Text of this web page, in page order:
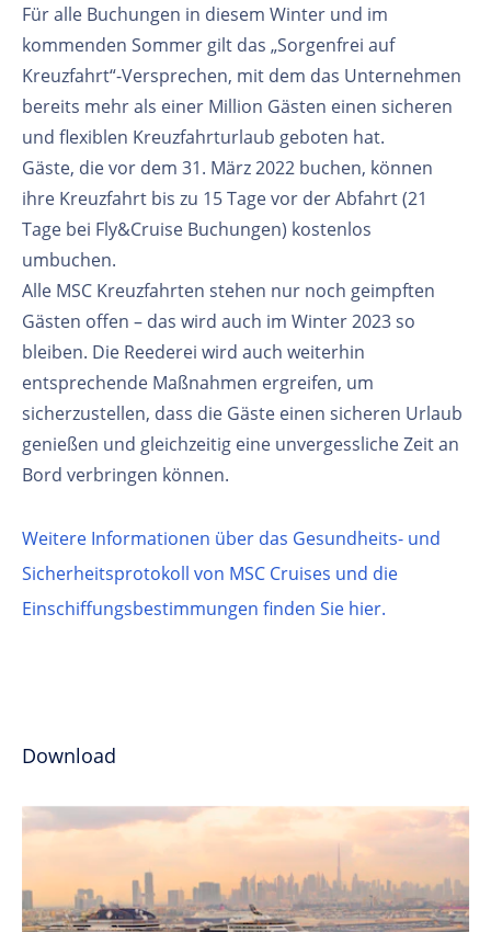
Für alle Buchungen in diesem Winter und im
kommenden Sommer gilt das „Sorgenfrei auf
Kreuzfahrt“-Versprechen, mit dem das Unternehmen
bereits mehr als einer Million Gästen einen sicheren
und flexiblen Kreuzfahrturlaub geboten hat.
Gäste, die vor dem 31. März 2022 buchen, können
ihre Kreuzfahrt bis zu 15 Tage vor der Abfahrt (21
Tage bei Fly&Cruise Buchungen) kostenlos
umbuchen.
Alle MSC Kreuzfahrten stehen nur noch geimpften
Gästen offen – das wird auch im Winter 2023 so
bleiben. Die Reederei wird auch weiterhin
entsprechende Maßnahmen ergreifen, um
sicherzustellen, dass die Gäste einen sicheren Urlaub
genießen und gleichzeitig eine unvergessliche Zeit an
Bord verbringen können.
Weitere Informationen über das Gesundheits- und
Sicherheitsprotokoll von MSC Cruises und die
Einschiffungsbestimmungen finden Sie hier.
Download